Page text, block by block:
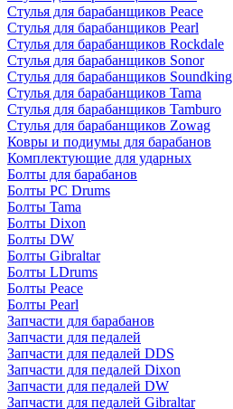
Стулья для барабанщиков Peace
Стулья для барабанщиков Pearl
Стулья для барабанщиков Rockdale
Стулья для барабанщиков Sonor
Стулья для барабанщиков Soundking
Стулья для барабанщиков Tama
Стулья для барабанщиков Tamburo
Стулья для барабанщиков Zowag
Ковры и подиумы для барабанов
Комплектующие для ударных
Болты для барабанов
Болты PC Drums
Болты Tama
Болты Dixon
Болты DW
Болты Gibraltar
Болты LDrums
Болты Peace
Болты Pearl
Запчасти для барабанов
Запчасти для педалей
Запчасти для педалей DDS
Запчасти для педалей Dixon
Запчасти для педалей DW
Запчасти для педалей Gibraltar